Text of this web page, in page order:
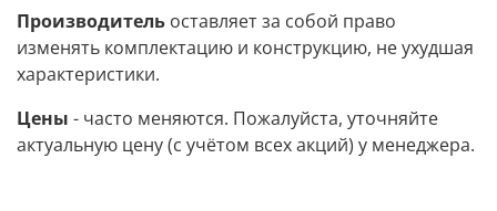
Производитель оставляет за собой право
изменять комплектацию и конструкцию, не ухудшая
характеристики.
Цены - часто меняются. Пожалуйста, уточняйте
актуальную цену (с учётом всех акций) у менеджера.